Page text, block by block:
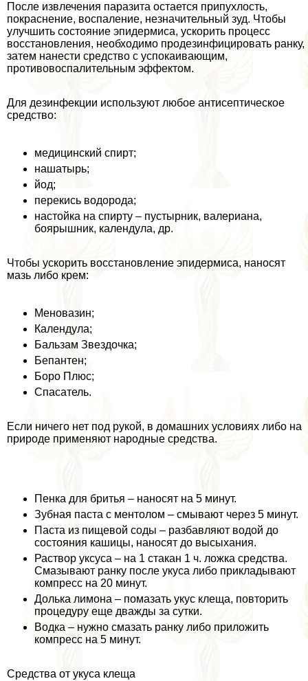
После извлечения паразита остается припухлость,
покраснение, воспаление, незначительный зуд. Чтобы
улучшить состояние эпидермиса, ускорить процесс
восстановления, необходимо продезинфицировать ранку,
затем нанести средство с успокаивающим,
противовоспалительным эффектом.
Для дезинфекции используют любое антисептическое
средство:
медицинский спирт;
нашатырь;
йод;
перекись водорода;
настойка на спирту – пустырник, валериана,
боярышник, календула, др.
Чтобы ускорить восстановление эпидермиса, наносят
мазь либо крем:
Меновазин;
Календула;
Бальзам Звездочка;
Бепантен;
Боро Плюс;
Спасатель.
Если ничего нет под рукой, в домашних условиях либо на
природе применяют народные средства.
Пенка для бритья – наносят на 5 минут.
Зубная паста с ментолом – смывают через 5 минут.
Паста из пищевой соды – разбавляют водой до
состояния кашицы, наносят до высыхания.
Раствор уксуса – на 1 стакан 1 ч. ложка средства.
Смазывают ранку после укуса либо прикладывают
компресс на 20 минут.
Долька лимона – помазать укус клеща, повторить
процедуру еще дважды за сутки.
Водка – нужно смазать ранку либо приложить
компресс на 5 минут.
Средства от укуса клеща